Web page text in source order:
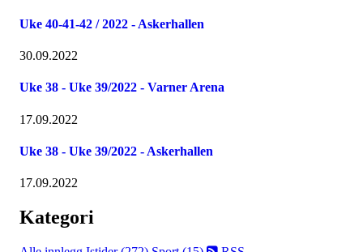
Uke 40-41-42 / 2022 - Askerhallen
30.09.2022
Uke 38 - Uke 39/2022 - Varner Arena
17.09.2022
Uke 38 - Uke 39/2022 - Askerhallen
17.09.2022
Kategori